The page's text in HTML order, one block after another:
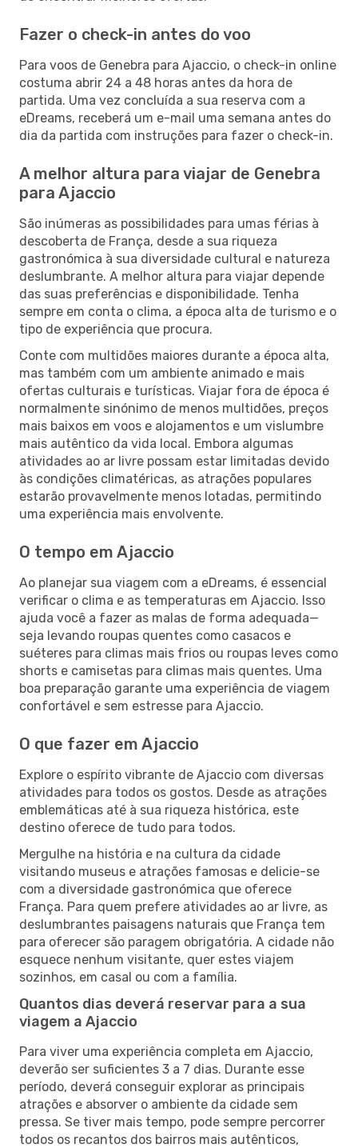
Fazer o check-in antes do voo
Para voos de Genebra para Ajaccio, o check-in online
costuma abrir 24 a 48 horas antes da hora de
partida. Uma vez concluída a sua reserva com a
eDreams, receberá um e-mail uma semana antes do
dia da partida com instruções para fazer o check-in.
A melhor altura para viajar de Genebra
para Ajaccio
São inúmeras as possibilidades para umas férias à
descoberta de França, desde a sua riqueza
gastronómica à sua diversidade cultural e natureza
deslumbrante. A melhor altura para viajar depende
das suas preferências e disponibilidade. Tenha
sempre em conta o clima, a época alta de turismo e o
tipo de experiência que procura.
Conte com multidões maiores durante a época alta,
mas também com um ambiente animado e mais
ofertas culturais e turísticas. Viajar fora de época é
normalmente sinónimo de menos multidões, preços
mais baixos em voos e alojamentos e um vislumbre
mais autêntico da vida local. Embora algumas
atividades ao ar livre possam estar limitadas devido
às condições climatéricas, as atrações populares
estarão provavelmente menos lotadas, permitindo
uma experiência mais envolvente.
O tempo em Ajaccio
Ao planejar sua viagem com a eDreams, é essencial
verificar o clima e as temperaturas em Ajaccio. Isso
ajuda você a fazer as malas de forma adequada—
seja levando roupas quentes como casacos e
suéteres para climas mais frios ou roupas leves como
shorts e camisetas para climas mais quentes. Uma
boa preparação garante uma experiência de viagem
confortável e sem estresse para Ajaccio.
O que fazer em Ajaccio
Explore o espírito vibrante de Ajaccio com diversas
atividades para todos os gostos. Desde as atrações
emblemáticas até à sua riqueza histórica, este
destino oferece de tudo para todos.
Mergulhe na história e na cultura da cidade
visitando museus e atrações famosas e delicie-se
com a diversidade gastronómica que oferece
França. Para quem prefere atividades ao ar livre, as
deslumbrantes paisagens naturais que França tem
para oferecer são paragem obrigatória. A cidade não
esquece nenhum visitante, quer estes viajem
sozinhos, em casal ou com a família.
Quantos dias deverá reservar para a sua
viagem a Ajaccio
Para viver uma experiência completa em Ajaccio,
deverão ser suficientes 3 a 7 dias. Durante esse
período, deverá conseguir explorar as principais
atrações e absorver o ambiente da cidade sem
pressa. Se tiver mais tempo, pode sempre percorrer
todos os recantos dos bairros mais autênticos,